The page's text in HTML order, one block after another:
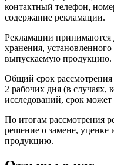
контактный телефон,
содержание рекламации.
Рекламации принимаются
хранения,
выпускаемую продукцию.
Общий срок рассмотрения
2 рабочих дня (в случаях,
исследований, срок
По итогам рассмотрения
решение о замене, уценке
продукцию.